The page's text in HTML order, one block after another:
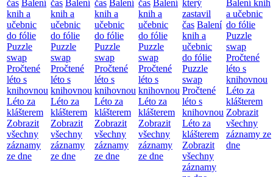
čas Balení
knih a
učebnic
do fólie
Puzzle
swap
Pročtené
léto s
knihovnou
Léto za
klášterem
Zobrazit
všechny
záznamy
ze dne
čas Balení
knih a
učebnic
do fólie
Puzzle
swap
Pročtené
léto s
knihovnou
Léto za
klášterem
Zobrazit
všechny
záznamy
ze dne
čas Balení
knih a
učebnic
do fólie
Puzzle
swap
Pročtené
léto s
knihovnou
Léto za
klášterem
Zobrazit
všechny
záznamy
ze dne
čas Balení
knih a
učebnic
do fólie
Puzzle
swap
Pročtené
léto s
knihovnou
Léto za
klášterem
Zobrazit
všechny
záznamy
ze dne
který
zastavil
čas Balení
knih a
učebnic
do fólie
Puzzle
swap
Pročtené
léto s
knihovnou
Léto za
klášterem
Zobrazit
všechny
záznamy
Balení knih
a učebnic
do fólie
Puzzle
swap
Pročtené
léto s
knihovnou
Léto za
klášterem
Zobrazit
všechny
záznamy ze
dne